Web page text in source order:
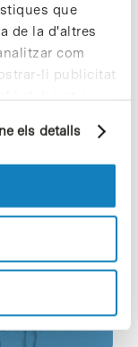
que
de la d'altres
com
li publicitat
elaborat a
sobre
cookiesdel
els detalls
temps